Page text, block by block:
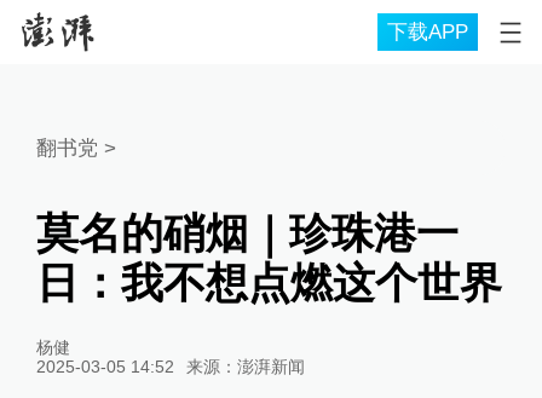
下载APP
翻书党 >
莫名的硝烟｜珍珠港一
日：我不想点燃这个世界
杨健
2025-03-05 14:52
来源： 澎湃新闻